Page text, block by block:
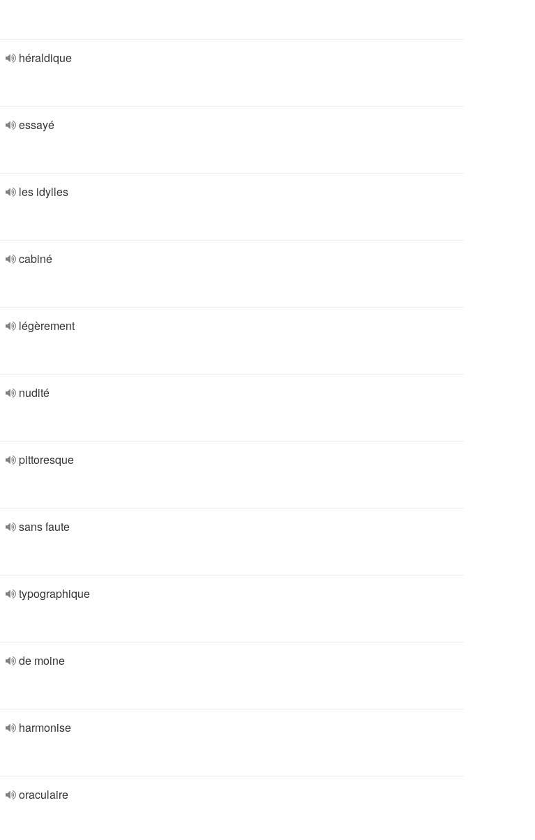
héraldique
essayé
les idylles
cabiné
légèrement
nudité
pittoresque
sans faute
typographique
de moine
harmonise
oraculaire